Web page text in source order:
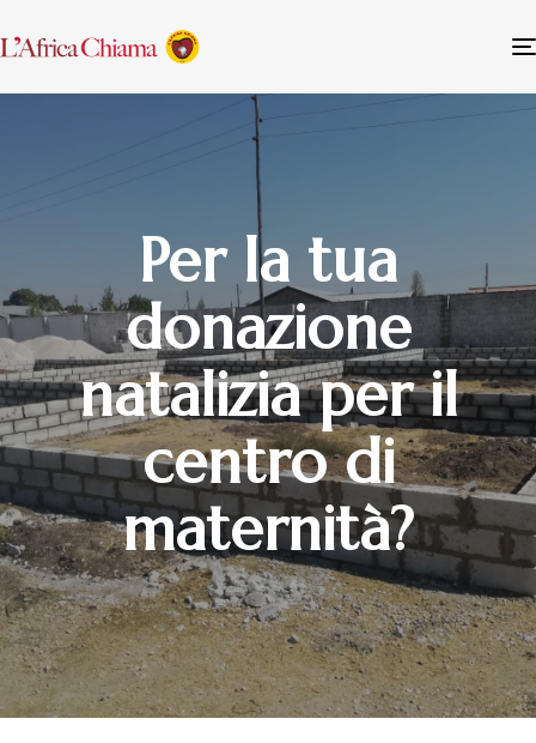
Per la tua
donazione
natalizia per il
centro di
maternità?